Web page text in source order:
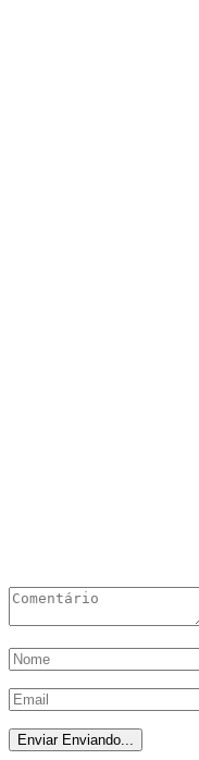
Enviar Enviando...